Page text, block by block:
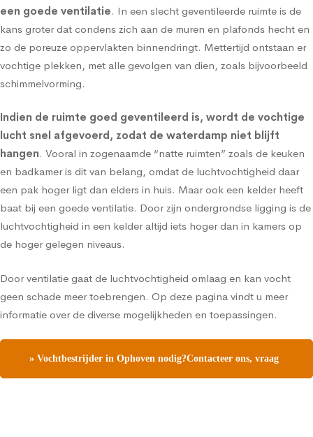
een goede ventilatie. In een slecht geventileerde ruimte is de
kans groter dat condens zich aan de muren en plafonds hecht en
zo de poreuze oppervlakten binnendringt. Mettertijd ontstaan er
vochtige plekken, met alle gevolgen van dien, zoals bijvoorbeeld
schimmelvorming.
Indien de ruimte goed geventileerd is, wordt de vochtige
lucht snel afgevoerd, zodat de waterdamp niet blijft
hangen. Vooral in zogenaamde “natte ruimten” zoals de keuken
en badkamer is dit van belang, omdat de luchtvochtigheid daar
een pak hoger ligt dan elders in huis. Maar ook een kelder heeft
baat bij een goede ventilatie. Door zijn ondergrondse ligging is de
luchtvochtigheid in een kelder altijd iets hoger dan in kamers op
de hoger gelegen niveaus.
Door ventilatie gaat de luchtvochtigheid omlaag en kan vocht
geen schade meer toebrengen. Op deze pagina vindt u meer
informatie over de diverse mogelijkheden en toepassingen.
» Vochtbestrijder in Ophoven nodig?Contacteer ons, vraag